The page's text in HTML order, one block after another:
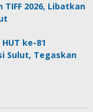
2026, Libatkan
ke-81
Sulut, Tegaskan